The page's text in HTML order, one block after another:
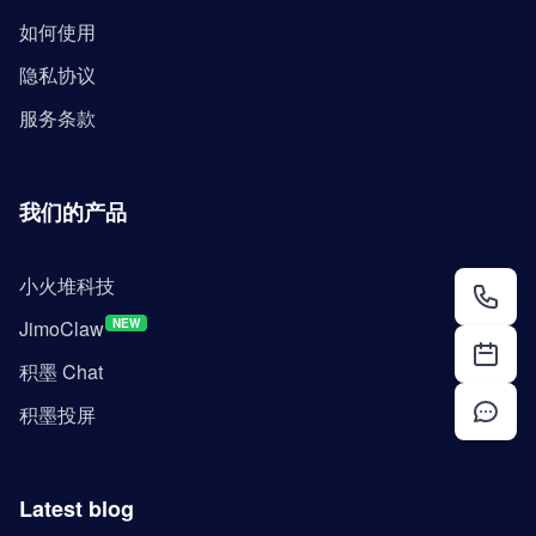
如何使用
隐私协议
服务条款
我们的产品
小火堆科技
JimoClaw NEW
积墨 Chat
积墨投屏
Latest blog